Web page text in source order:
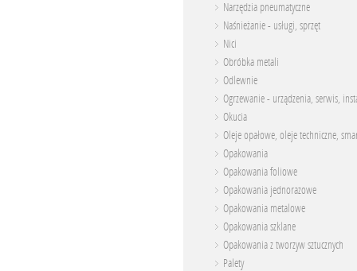
Narzędzia pneumatyczne
Naśnieżanie - usługi, sprzęt
Nici
Obróbka metali
Odlewnie
Ogrzewanie - urządzenia, serwis,
Okucia
Oleje opałowe, oleje techniczne,
Opakowania
Opakowania foliowe
Opakowania jednorazowe
Opakowania metalowe
Opakowania szklane
Opakowania z tworzyw sztucznych
Palety